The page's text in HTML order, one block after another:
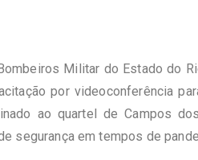
Militar do Estado do
por videoconferência
ao quartel de Campos
segurança em tempos de